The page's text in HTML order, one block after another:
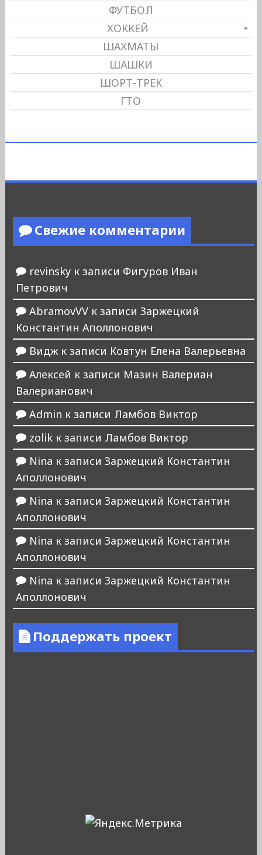
ФУТБОЛ
ХОККЕЙ
ШАХМАТЫ
ШАШКИ
ШОРТ-ТРЕК
ГТО
Свежие комментарии
revinskyк записи Фигуров Иван
Петрович
AbramovVVк записи Заржецкий
Константин Аполлонович
Виджк записи Ковтун Елена Валерьевна
Алексей к записи Мазин Валериан
Валерианович
Admin к записи Ламбов Виктор
zolikк записи Ламбов Виктор
Nina к записи Заржецкий Константин
Аполлонович
Nina к записи Заржецкий Константин
Аполлонович
Nina к записи Заржецкий Константин
Аполлонович
Nina к записи Заржецкий Константин
Аполлонович
Поддержать проект